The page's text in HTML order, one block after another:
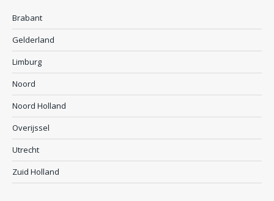
Brabant
Gelderland
Limburg
Noord
Noord Holland
Overijssel
Utrecht
Zuid Holland